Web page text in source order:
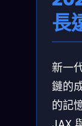
長
新一
鏈的
的記